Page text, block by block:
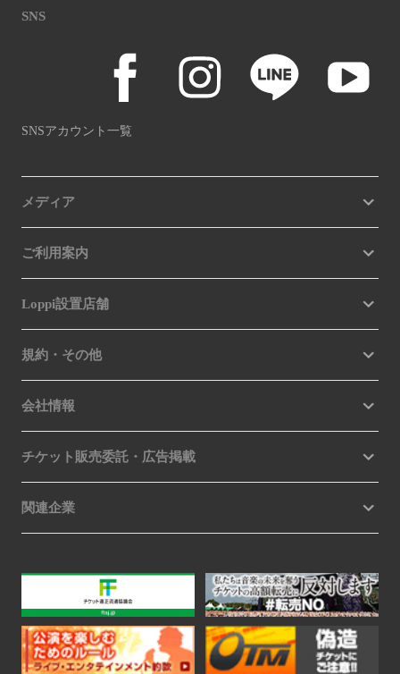
SNS
SNSアカウント一覧
メディア
ご利用案内
Loppi設置店舗
規約・その他
会社情報
チケット販売委託・広告掲載
関連企業